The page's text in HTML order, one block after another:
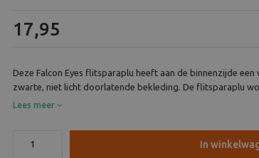
17,95
Deze Falcon Eyes flitsparaplu heeft aan de binnenzijde
zwarte, niet licht doorlatende bekleding. De flitsparaplu
Lees meer
In